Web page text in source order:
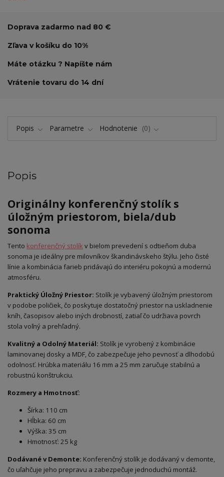
Doprava zadarmo nad 80 €
Zľava v košíku do 10%
Máte otázku ? Napíšte nám
Vrátenie tovaru do 14 dní
Popis Parametre Hodnotenie 0
Popis
Originálny konferenčný stolík s
úložným priestorom, biela/dub
sonoma
Tento konferenčný stolík v bielom prevedení s odtieňom duba
sonoma je ideálny pre milovníkov škandinávskeho štýlu. Jeho čisté
línie a kombinácia farieb pridávajú do interiéru pokojnú a modernú
atmosféru.
Praktický Úložný Priestor: Stolík je vybavený úložným priestorom
v podobe poličiek, čo poskytuje dostatočný priestor na uskladnenie
kníh, časopisov alebo iných drobností, zatiaľ čo udržiava povrch
stola voľný a prehľadný.
Kvalitný a Odolný Materiál: Stolík je vyrobený z kombinácie
laminovanej dosky a MDF, čo zabezpečuje jeho pevnosť a dlhodobú
odolnosť. Hrúbka materiálu 16 mm a 25 mm zaručuje stabilnú a
robustnú konštrukciu.
Rozmery a Hmotnosť:
Šírka: 110 cm
Hĺbka: 60 cm
Výška: 35 cm
Hmotnosť: 25 kg
Dodávané v Demonte: Konferenčný stolík je dodávaný v demonte,
čo uľahčuje jeho prepravu a zabezpečuje jednoduchú montáž.